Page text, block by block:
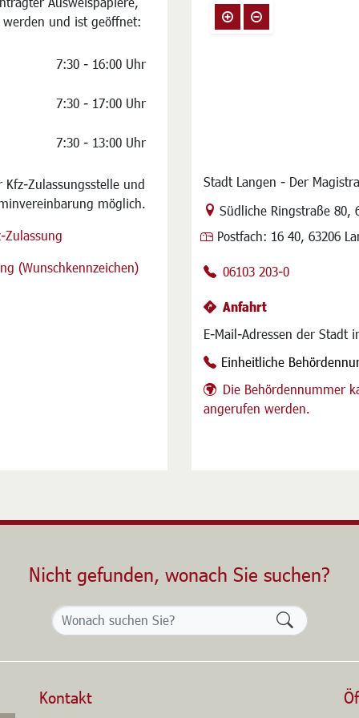
und ist geöffnet:
7:30 - 16:00 Uhr
7:30 - 17:00 Uhr
7:30 - 13:00 Uhr
Zulassungsstelle und
möglich.
Zulassung
(Wunschkennzeichen)
Stadt Langen - Der
Link zur Google-Maps
Südliche Ringstraße 80,
Postfach: 16 40, 63206
06103 203-0
Anfahrt
E-Mail-Adressen der Stadt
Einheitliche
Die Behördennummer
angerufen werden.
Nicht gefunden, wonach Sie suchen?
Kontakt